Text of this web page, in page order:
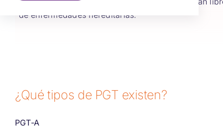
de enfermedades hereditarias.
¿Qué tipos de PGT existen?
PGT-A